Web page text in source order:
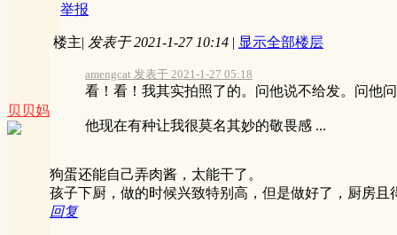
举报
贝贝妈
楼主| 发表于 2021-1-27 10:14 | 显示全部楼层
amengcat 发表于 2021-1-27 05:18
看！看！我其实拍照了的。问他说不给发。问他
他现在有种让我很莫名其妙的敬畏感 ...
狗蛋还能自己弄肉酱，太能干了。
孩子下厨，做的时候兴致特别高，但是做好了，厨房且
回复